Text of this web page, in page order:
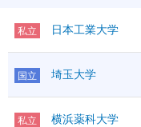
私立 日本工業大学
国立 埼玉大学
私立 横浜薬科大学